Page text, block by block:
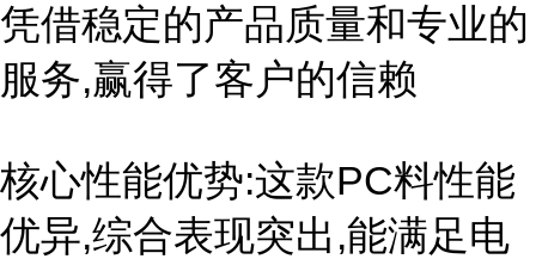
凭借稳定的产品质量和专业的
服务,赢得了客户的信赖
核心性能优势:这款PC料性能
优异,综合表现突出,能满足电